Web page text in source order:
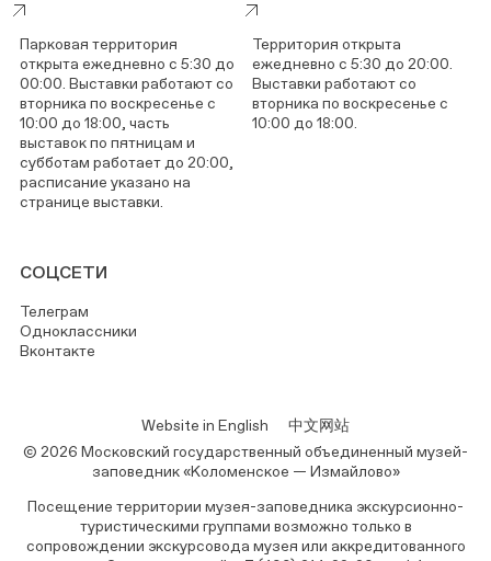
Парковая территория
открыта ежедневно с 5:30 до
00:00. Выставки работают со
вторника по воскресенье с
10:00 до 18:00, часть
выставок по пятницам и
субботам работает до 20:00,
расписание указано на
странице выставки.
Территория открыта
ежедневно с 5:30 до 20:00.
Выставки работают со
вторника по воскресенье с
10:00 до 18:00.
СОЦСЕТИ
Телеграм
Одноклассники
Вконтакте
Website in English
中文网站
© 2026 Московский государственный объединенный музей-
заповедник «Коломенское — Измайлово»
Посещение территории музея-заповедника экскурсионно-
туристическими группами возможно только в
сопровождении экскурсовода музея или аккредитованного